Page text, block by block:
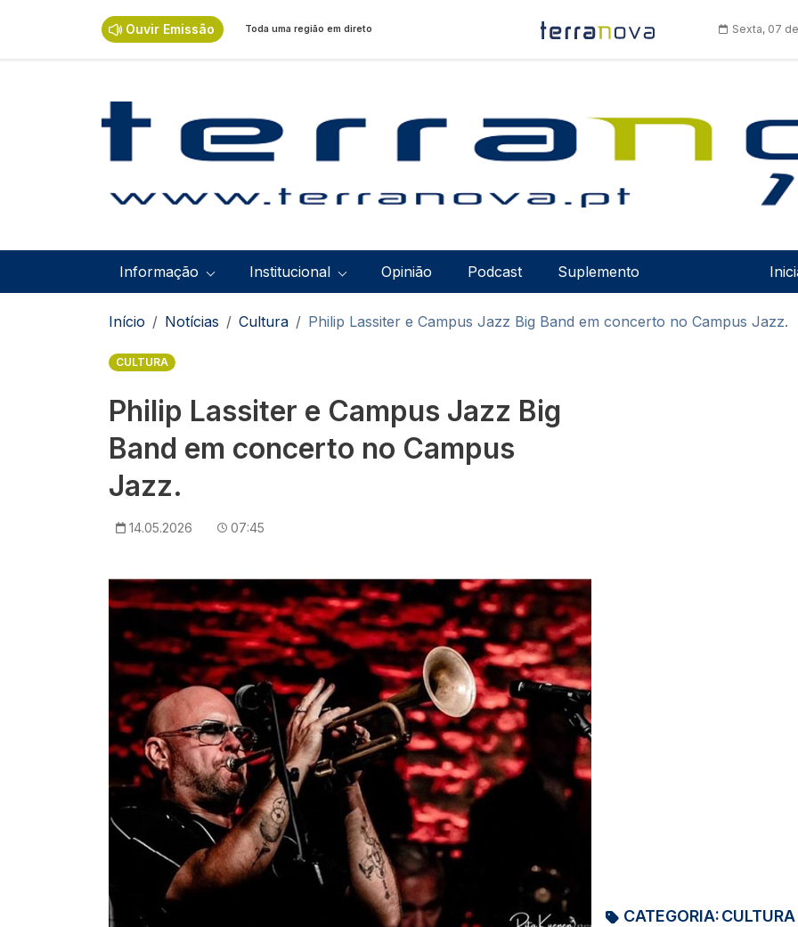
Ouvir Emissão Toda uma região em direto Sexta, 07
Navegação principal
Informação Institucional Opinião Podcast Suplemento
Navegação estrutural
Início Notícias Cultura Philip Lassiter e Campus Jazz Big Band em concerto no Campus Jazz.
CULTURA
Philip Lassiter e Campus Jazz Big
Band em concerto no Campus
Jazz.
14.05.2026 07:45
Imagem
CATEGORIA:CULTURA